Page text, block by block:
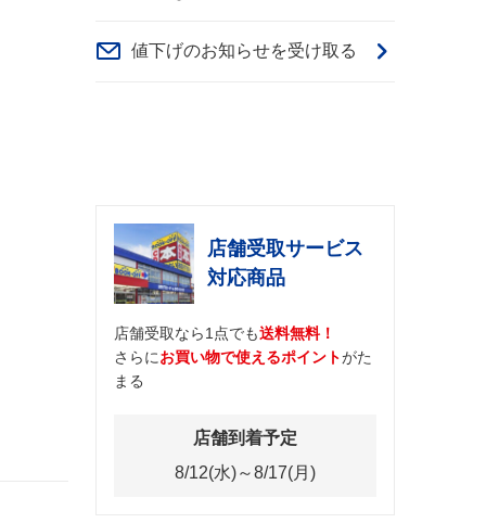
値下げのお知らせを受け取る
店舗受取サービス
対応商品
店舗受取なら1点でも送料無料！
さらにお買い物で使えるポイントがた
まる
店舗到着予定
8/12(水)～8/17(月)